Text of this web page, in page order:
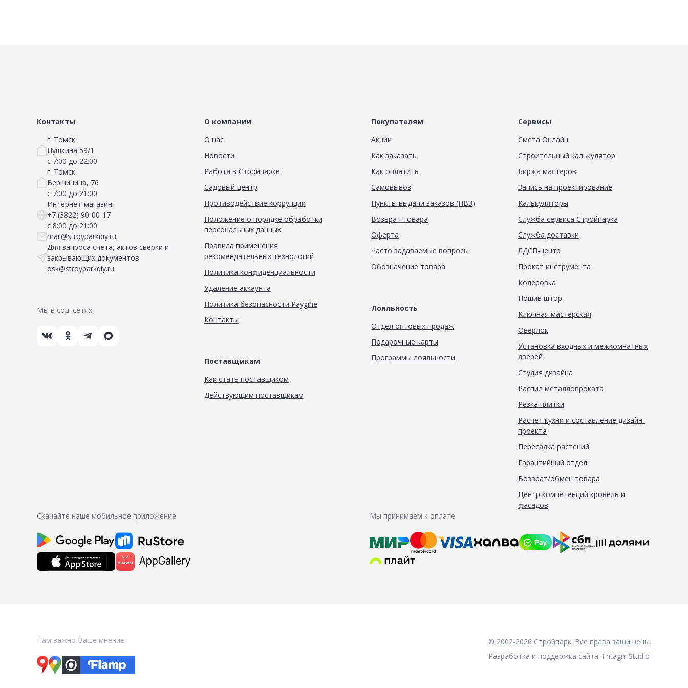
Контакты
г. Томск
Пушкина 59/1
с 7:00 до 22:00
г. Томск
Вершинина, 76
с 7:00 до 21:00
Интернет-магазин:
+7 (3822) 90-00-17
с 8:00 до 21:00
mail@stroyparkdiy.ru
Для запроса счета, актов сверки и
закрывающих документов
osk@stroyparkdiy.ru
Мы в соц. сетях:
О компании
О нас
Новости
Работа в Стройпарке
Садовый центр
Противодействие коррупции
Положение о порядке обработки
персональных данных
Правила применения
рекомендательных технологий
Политика конфиденциальности
Удаление аккаунта
Политика безопасности Paygine
Контакты
Поставщикам
Как стать поставщиком
Действующим поставщикам
Покупателям
Акции
Как заказать
Как оплатить
Самовывоз
Пункты выдачи заказов (ПВЗ)
Возврат товара
Оферта
Часто задаваемые вопросы
Обозначение товара
Лояльность
Отдел оптовых продаж
Подарочные карты
Программы лояльности
Сервисы
Смета Онлайн
Строительный калькулятор
Биржа мастеров
Запись на проектирование
Калькуляторы
Служба сервиса Стройпарка
Служба доставки
ЛДСП-центр
Прокат инструмента
Колеровка
Пошив штор
Ключная мастерская
Оверлок
Установка входных и межкомнатных
дверей
Студия дизайна
Распил металлопроката
Резка плитки
Расчёт кухни и составление дизайн-
проекта
Пересадка растений
Гарантийный отдел
Возврат/обмен товара
Центр компетенций кровель и
фасадов
Скачайте наше мобильное приложение
Мы принимаем к оплате
Нам важно Ваше мнение
© 2002-2026 Стройпарк. Все права защищены.
Разработка и поддержка сайта: Fhtagn! Studio